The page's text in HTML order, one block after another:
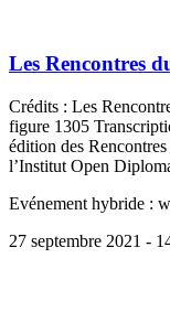
Les Rencontres
Crédits : Les
figure 1305
édition des
l’Institut Open
Evénement hybride :
27 septembre 2021 -